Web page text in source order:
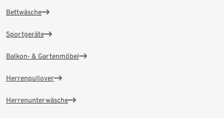
Bettwäsche
Sportgeräte
Balkon- & Gartenmöbel
Herrenpullover
Herrenunterwäsche